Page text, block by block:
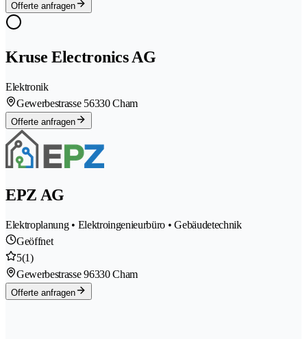
Offerte anfragen
Kruse Electronics AG
Elektronik
Gewerbestrasse 56330 Cham
Offerte anfragen
EPZ AG
Elektroplanung • Elektroingenieurbüro • Gebäudetechnik
Geöffnet
5(1)
Gewerbestrasse 96330 Cham
Offerte anfragen